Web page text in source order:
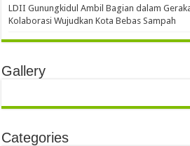
LDII Gunungkidul Ambil Bagian dalam
Kolaborasi Wujudkan Kota Bebas Sampah
Gallery
Categories